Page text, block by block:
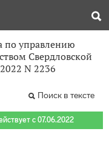
по управлению
Свердловской
N 2236
Поиск в тексте
с 07.06.2022